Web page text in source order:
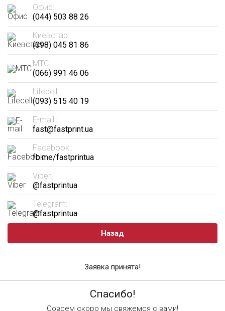
Офис:
(044) 503 88 26
Киевстар:
(098) 045 81 86
МТС:
(066) 991 46 06
Lifecell:
(093) 515 40 19
E-mail::
fast@fastprint.ua
Facebook::
fb.me/fastprintua
Viber:
@fastprintua
Telegram:
@fastprintua
Назад
Заявка принята!
Спасибо!
Совсем скоро мы свяжемся с вами!